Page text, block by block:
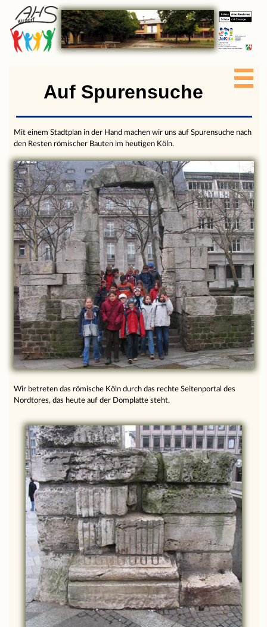
Auf Spurensuche
Mit einem Stadtplan in der Hand machen wir uns auf Spurensuche nach
den Resten römischer Bauten im heutigen Köln.
Wir betreten das römische Köln durch das rechte Seitenportal des
Nordtores, das heute auf der Domplatte steht.